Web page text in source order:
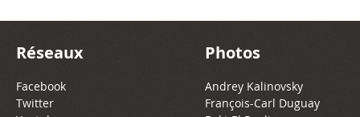
Réseaux
Facebook
Twitter
Photos
Andrey Kalinovsky
François-Carl Duguay